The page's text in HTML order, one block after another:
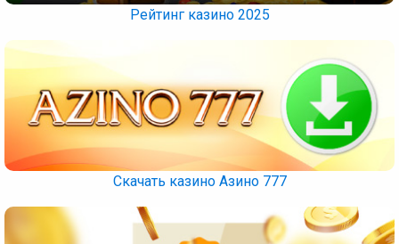
Рейтинг казино 2025
Скачать казино Азино 777